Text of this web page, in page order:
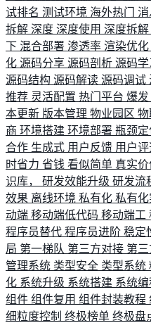
试排名 测试环境 海外热门 消
拆解 深度 深度使用 深度拆解
下 混合部署 渗透率 渲染优化
化 源码分享 源码剖析 源码学
源码结构 源码解读 源码调试
推荐 灵活配置 热门平台 爆发
本更新 版本管理 物业园区 物
商 环境搭建 环境部署 瓶颈定
合作 生成式 用户反馈 用户
时省力 省钱 看似简单 真实价
识库， 研发效能升级 研发流
效果 离线环境 私有化 私有化
动端 移动端低代码 移动端工
程序员替代 程序员进阶 稳定
局 第一梯队 第三方对接 第
管理系统 类型安全 类型系统
化 系统升级 系统搭建 系统编
组件 组件复用 组件封装教程
细粒度控制 终极榜单 终极盘